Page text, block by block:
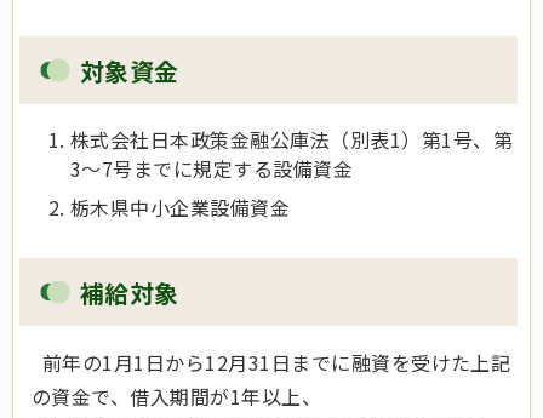
対象資金
株式会社日本政策金融公庫法（別表1）第1号、第
3～7号までに規定する設備資金
栃木県中小企業設備資金
補給対象
前年の1月1日から12月31日までに融資を受けた上記
の資金で、借入期間が1年以上、